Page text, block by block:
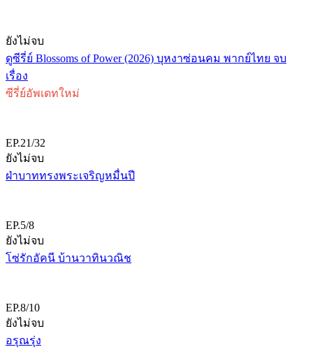
ยังไม่จบ
ดูซีรี่ย์ Blossoms of Power (2026) บุหงาซ่อนคม พากย์ไทย จบ
เรื่อง
ซีรี่ย์อัพเดทใหม่
EP.21/32
ยังไม่จบ
ฝ่าบาททรงพระเจริญหมื่นปี
EP.5/8
ยังไม่จบ
โซ่รักอัคนี บ้านวาทินวณิช
EP.8/10
ยังไม่จบ
อรุณรุ่ง